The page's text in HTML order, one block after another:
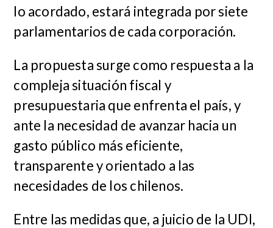
lo acordado, estará integrada por siete
parlamentarios de cada corporación.
La propuesta surge como respuesta a la
compleja situación fiscal y
presupuestaria que enfrenta el país, y
ante la necesidad de avanzar hacia un
gasto público más eficiente,
transparente y orientado a las
necesidades de los chilenos.
Entre las medidas que, a juicio de la UDI,